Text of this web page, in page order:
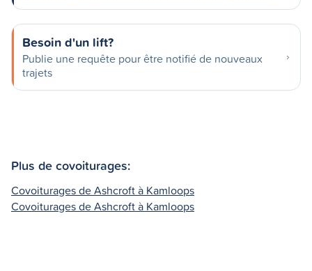
Besoin d'un lift?
Publie une requête pour être notifié de nouveaux
trajets
Plus de covoiturages:
Covoiturages de Ashcroft à Kamloops
Covoiturages de Ashcroft à Kamloops